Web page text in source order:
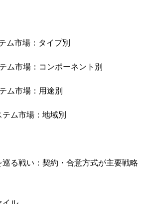
ム市場：タイプ別
ム市場：コンポーネント別
ム市場：用途別
ム市場：地域別
る戦い：契約・合意方式が主要戦略